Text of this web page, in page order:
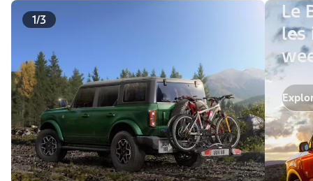
1/3
Le
les